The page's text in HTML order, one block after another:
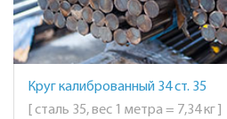
Круг калиброванный 34 ст. 35
[ сталь 35, вес 1 метра = 7,34 кг ]